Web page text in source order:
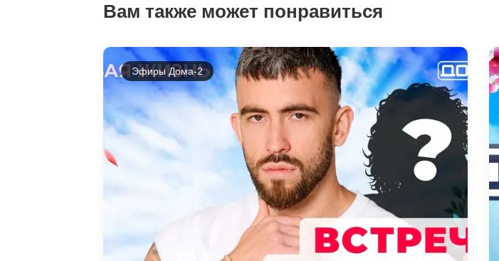
Вам также может понравиться
Эфиры Дома-2